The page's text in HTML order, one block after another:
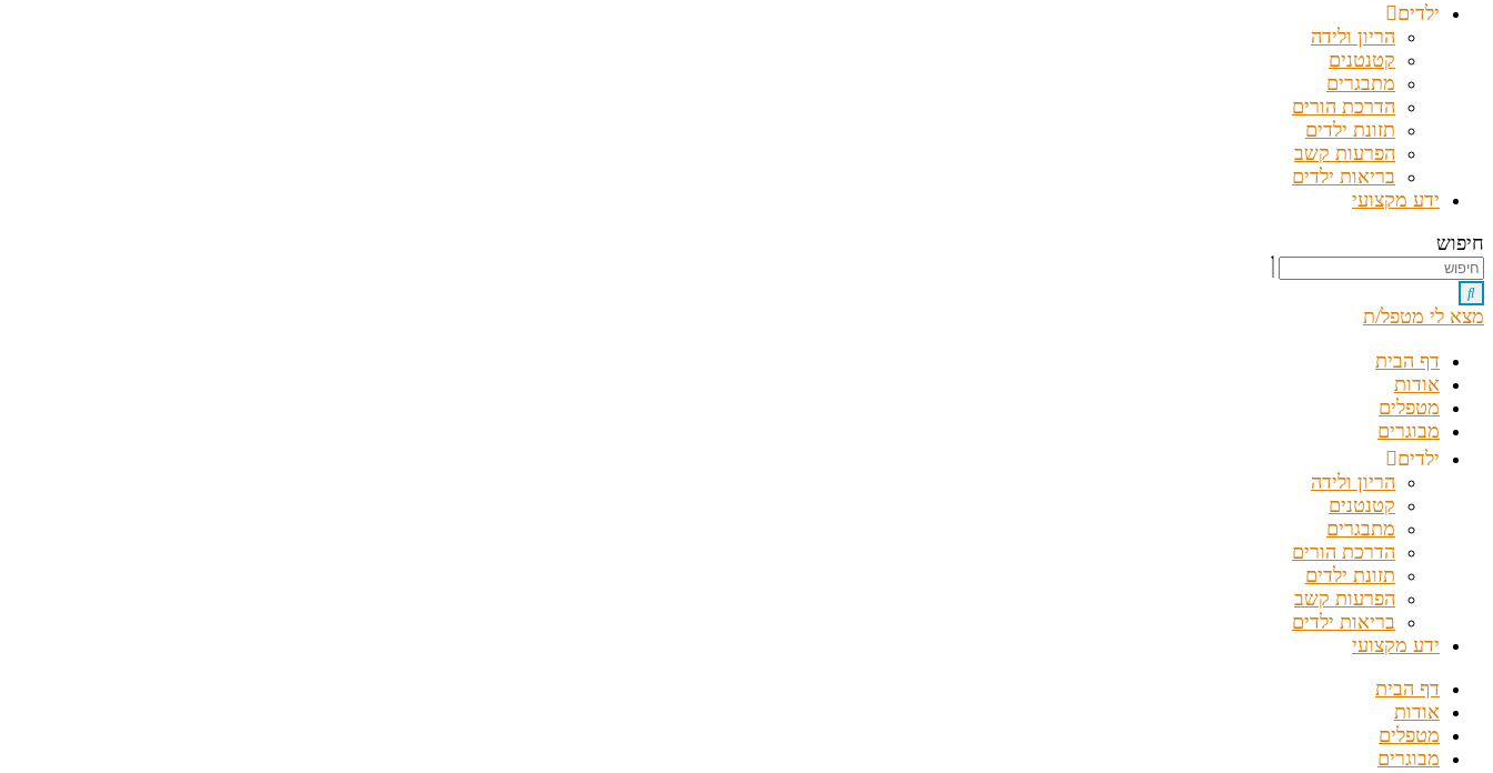
ילדים
הריון ולידה
קטנטנים
מתבגרים
הדרכת הורים
תזונת ילדים
הפרעות קשב
בריאות ילדים
ידע מקצועי
חיפוש
מצא לי מטפל/ת
דף הבית
אודות
מטפלים
מבוגרים
ילדים
הריון ולידה
קטנטנים
מתבגרים
הדרכת הורים
תזונת ילדים
הפרעות קשב
בריאות ילדים
ידע מקצועי
דף הבית
אודות
מטפלים
מבוגרים